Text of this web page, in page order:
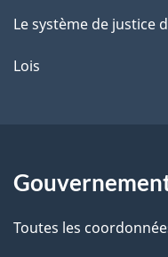
Le système de justice
Lois
Toutes les